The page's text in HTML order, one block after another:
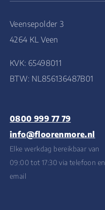
Veensepolder 3
4264 KL Veen
KVK: 65498011
BTW: NL856136487B01
0800 999 77 79
info@floorenmore.nl
Elke werkdag bereikbaar van
09:00 tot 17:30 via telefoon en
email